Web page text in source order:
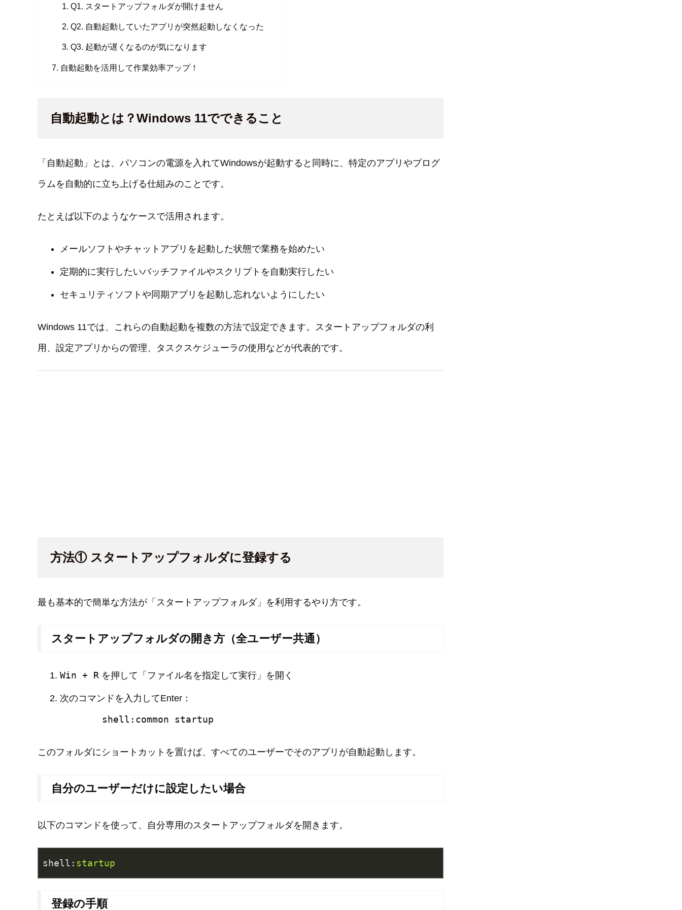
Q1. スタートアップフォルダが開けません
Q2. 自動起動していたアプリが突然起動しなくなった
Q3. 起動が遅くなるのが気になります
自動起動を活用して作業効率アップ！
自動起動とは？Windows 11でできること
「自動起動」とは、パソコンの電源を入れてWindowsが起動すると同時に、特定のアプリやプログ
ラムを自動的に立ち上げる仕組みのことです。
たとえば以下のようなケースで活用されます。
メールソフトやチャットアプリを起動した状態で業務を始めたい
定期的に実行したいバッチファイルやスクリプトを自動実行したい
セキュリティソフトや同期アプリを起動し忘れないようにしたい
Windows 11では、これらの自動起動を複数の方法で設定できます。スタートアップフォルダの利
用、設定アプリからの管理、タスクスケジューラの使用などが代表的です。
方法① スタートアップフォルダに登録する
最も基本的で簡単な方法が「スタートアップフォルダ」を利用するやり方です。
スタートアップフォルダの開き方（全ユーザー共通）
Win + Rを押して「ファイル名を指定して実行」を開く
次のコマンドを入力してEnter：
shell:common startup
このフォルダにショートカットを置けば、すべてのユーザーでそのアプリが自動起動します。
自分のユーザーだけに設定したい場合
以下のコマンドを使って、自分専用のスタートアップフォルダを開きます。
shell : startup
登録の手順